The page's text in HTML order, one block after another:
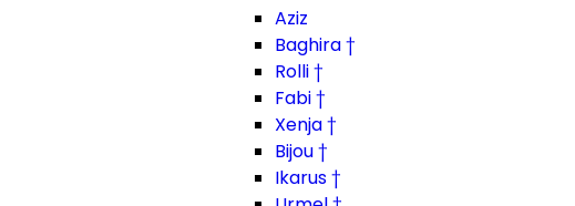
Aziz
Baghira †
Rolli †
Fabi †
Xenja †
Bijou †
Ikarus †